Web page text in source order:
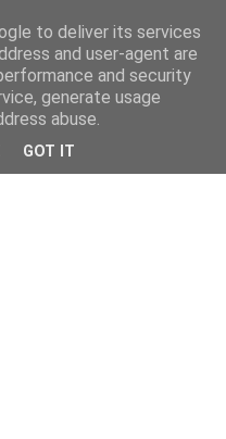
to deliver its services
and user-agent are
and security
generate usage
abuse.
GOT IT